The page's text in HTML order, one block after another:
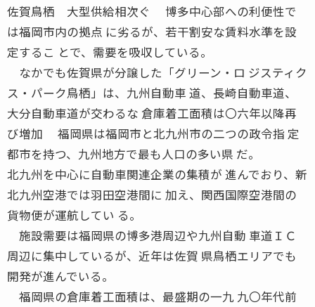
佐賀鳥栖 大型供給相次ぐ 博多中心部への利便性で
は福岡市内の拠点 に劣るが、若干割安な賃料水準を設
定するこ とで、需要を吸収している。
なかでも佐賀県が分譲した「グリーン・ロ ジスティク
ス・パーク鳥栖」は、九州自動車 道、長崎自動車道、
大分自動車道が交わるな 倉庫着工面積は〇六年以降再
び増加 福岡県は福岡市と北九州市の二つの政令指 定
都市を持つ、九州地方で最も人口の多い県 だ。
北九州を中心に自動車関連企業の集積が 進んでおり、新
北九州空港では羽田空港間に 加え、関西国際空港間の
貨物便が運航してい る。
施設需要は福岡県の博多港周辺や九州自動 車道ＩＣ
周辺に集中しているが、近年は佐賀 県鳥栖エリアでも
開発が進んでいる。
福岡県の倉庫着工面積は、最盛期の一九 九〇年代前